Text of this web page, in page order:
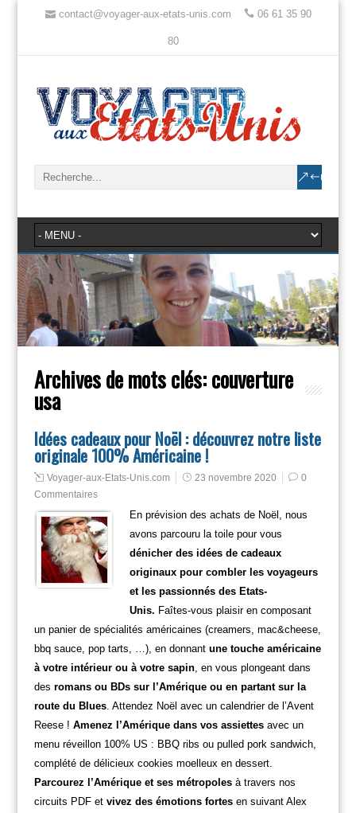
contact@voyager-aux-etats-unis.com 06 61 35 90
80
Archives de mots clés:couverture
usa
Idées cadeaux pour Noël : découvrez notre liste
originale 100% Américaine !
Voyager-aux-Etats-Unis.com 23 novembre 2020
0
Commentaires
En prévision des achats de Noël, nous
avons parcouru la toile pour vous
dénicher des idées de cadeaux
originaux pour combler les voyageurs
et les passionnés des Etats-
Unis. Faîtes-vous plaisir en composant
un panier de spécialités américaines (creamers, mac&cheese,
bbq sauce, pop tarts, …), en donnant une touche américaine
à votre intérieur ou à votre sapin, en vous plongeant dans
des romans ou BDs sur l’Amérique ou en partant sur la
route du Blues. Attendez Noël avec un calendrier de l’Avent
Reese ! Amenez l’Amérique dans vos assiettesavec un
menu réveillon 100% US : BBQ ribs ou pulled pork sandwich,
complété de délicieux cookies moelleux en dessert.
Parcourez l’Amérique et ses métropolesà travers nos
circuits PDF et vivez des émotions fortesen suivant Alex